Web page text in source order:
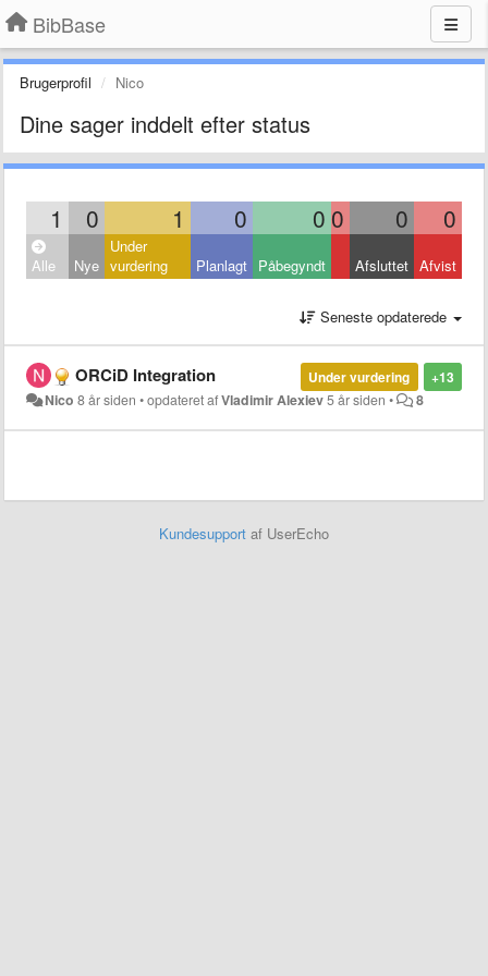
BibBase
Brugerprofil Nico
Dine sager inddelt efter status
1 0 1 0 0 0 0 0
Alle Nye
Under
vurdering
Planlagt Påbegyndt Afsluttet Afvist
Seneste opdaterede
+13
Under vurdering
ORCiD Integration
Nico 8 år siden •opdateret afVladimir Alexiev5 år siden • 8
Kundesupport af UserEcho